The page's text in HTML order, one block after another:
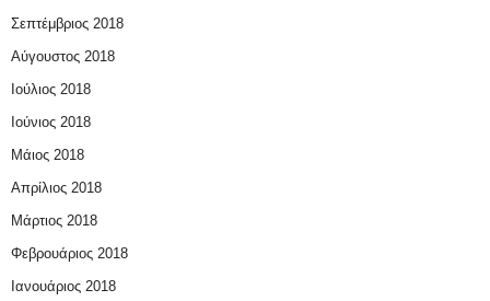
Σεπτέμβριος 2018
Αύγουστος 2018
Ιούλιος 2018
Ιούνιος 2018
Μάιος 2018
Απρίλιος 2018
Μάρτιος 2018
Φεβρουάριος 2018
Ιανουάριος 2018